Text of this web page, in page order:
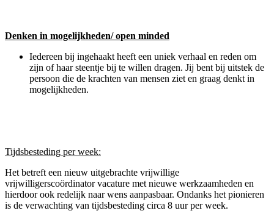
Denken in mogelijkheden/ open minded
Iedereen bij ingehaakt heeft een uniek verhaal en reden om
zijn of haar steentje bij te willen dragen. Jij bent bij uitstek de
persoon die de krachten van mensen ziet en graag denkt in
mogelijkheden.
Tijdsbesteding per week:
Het betreft een nieuw uitgebrachte vrijwillige
vrijwilligerscoördinator vacature met nieuwe werkzaamheden en
hierdoor ook redelijk naar wens aanpasbaar. Ondanks het pionieren
is de verwachting van tijdsbesteding circa 8 uur per week.